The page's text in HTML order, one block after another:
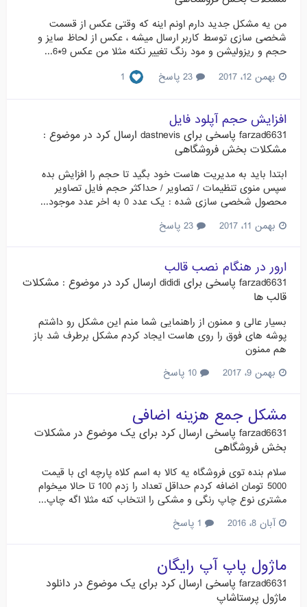
من یه مشکل جدید دارم اونم اینه که وقتی عکس از قسمت
شخصی سازی توسط کاربر ارسال میشه ، عکس از لحاظ سایز و
حجم و ریزولیشن و مود رنگ تغییر نکنه مثلا من عکس 9*6...
بهمن 12، 2017
1
افزایش حجم آپلود فایل
farzad6631 پاسخی برای dastnevis ارسال کرد در موضوع :
مشکلات بخش فروشگاهی
ابتدا باید به مدیریت هاست خود بگید تا حجم را افزایش بده
سپس منوی تنظیمات / تصاویر / حداکثر حجم فایل‌ تصاویر
محصول شخصی سازی شده : یک عدد 0 به اخر عدد موجود...
بهمن 11، 2017
ارور در هنگام نصب قالب
farzad6631 پاسخی برای dididi ارسال کرد در موضوع : مشکلات
قالب ها
بسیار عالی و ممنون از راهنمایی شما منم این مشکل رو داشتم
پوشه های فوق را روی هاست ایجاد کردم مشکل برطرف شد باز
هم ممنون
بهمن 9، 2017
مشکل جمع هزینه اضافی
farzad6631 پاسخی ارسال کرد برای یک موضوع در مشکلات
بخش فروشگاهی
سلام بنده توی فروشگاه یه کالا به اسم کلاه پارچه ای با قیمت
5000 تومان اضافه کردم حداقل تعداد را زدم 100 تا حالا میخوام
مشتری نوع چاپ رنگی و مشکی را انتخاب کنه مثلا اگه چاپ...
آبان 8، 2016
ماژول پاپ آپ رایگان
farzad6631 پاسخی ارسال کرد برای یک موضوع در دانلود
ماژول پرستاشاپ